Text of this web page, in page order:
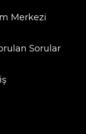
Merkezi
Sorular